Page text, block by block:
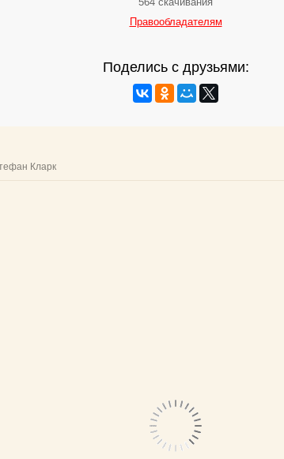
Правообладателям
Поделись с друзьями: